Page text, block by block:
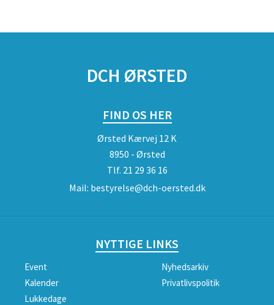
DCH ØRSTED
FIND OS HER
Ørsted Kærvej 12 K
8950 - Ørsted
Tlf. 21 29 36 16
Mail: bestyrelse@dch-oersted.dk
NYTTIGE LINKS
Event
Nyhedsarkiv
Kalender
Privatlivspolitik
Lukkedage